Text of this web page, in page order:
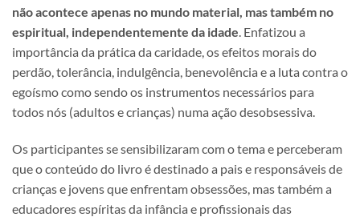
não acontece apenas no mundo material, mas também no
espiritual, independentemente da idade . Enfatizou a
importância da prática da caridade, os efeitos morais do
perdão, tolerância, indulgência, benevolência e a luta contra o
egoísmo como sendo os instrumentos necessários para
todos nós (adultos e crianças) numa ação desobsessiva.
Os participantes se sensibilizaram com o tema e perceberam
que o conteúdo do livro é destinado a pais e responsáveis de
crianças e jovens que enfrentam obsessões, mas também a
educadores espíritas da infância e profissionais das